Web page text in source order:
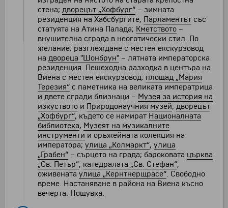
стена; дворецът „Хофбург“ – зимната
резиденция на Хабсбургите, Парламентът със
статуята на Атина Палада; Кметството –
внушителна сграда в неоготически стил. По
желание: разглеждане с местен екскурзовод
на двореца "Шонбрун" – лятната императорска
резиденция. Пешеходна разходка в центъра на
Виена с местен екскурзовод: площад „Мария
Терезия“ с паметника на великата императрица
и двете сгради близнаци – Музея за история на
изкуството и Природонаучния музей; дворецът
„Хофбург“, където се намират Националната
библиотека, Музеят на музикалните
инструменти и оръжейната колекция на
императора; улица „Колмаркт“, улица
„Грабен“ – сърцето на града; бароковата църква
„Св. Петър“, катедралата „Св. Стефан“,
оживената улица „Кернтнерщрасе“. Свободно
време. Настаняване в района на Виена късно
вечерта. Нощувка.